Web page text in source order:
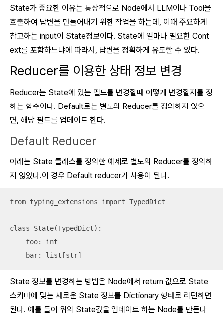
State가 중요한 이유는 통상적으로 Node에서 LLM이나 Tool을
호출하여 답변을 만들어내기 위한 작업을 하는데, 이때 주요하게
참고하는 input이 State정보이다. State에 얼마나 필요한 Cont
ext를 포함하느냐에 따라서, 답변을 정확하게 유도할 수 있다.
Reducer를 이용한 상태 정보 변경
Reducer는 State에 있는 필드를 변경할때 어떻게 변경할지를 정
하는 함수이다. Default로는 별도의 Reducer를 정의하지 않으
면, 해당 필드를 업데이트 한다.
Default Reducer
아래는 State 클래스를 정의한 예제로 별도의 Reducer를 정의하
지 않았다.이 경우 Default reducer가 사용이 된다.
from typing_extensions import TypedDict
class State(TypedDict):
    foo: int
    bar: list[str]
State 정보를 변경하는 방법은 Node에서 return 값으로 State
스키마에 맞는 새로운 State 정보를 Dictionary 형태로 리턴하면
된다. 예를 들어 위의 State값을 업데이트 하는 Node를 만든다